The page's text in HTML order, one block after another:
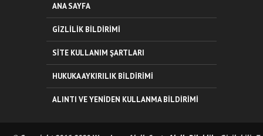
ANA SAYFA
GIZLILIK BILDIRIMI
SITE KULLANIM ŞARTLARI
HUKUKA AYKIRILIK BILDIRIMI
ALINTI VE YENIDEN KULLANMA BILDIRIMI